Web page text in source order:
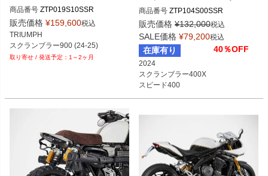
商品番号 ZTP019S10SSR
販売価格 ¥159,600税込
TRIUMPH
スクランブラー900 (24-25)
1～2ヶ月
マフラー レース用 ZARD
商品番号 ZTP104S00SSR
販売価格 ¥132,000税込
SALE価格 ¥79,200税込
在庫有り 40％OFF
2024
スクランブラー400X
スピード400